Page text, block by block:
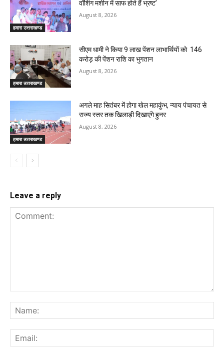
हमारा उत्तराखण्ड
वॉशिंग मशीन में साफ होते हैं भ्रष्ट’
August 8, 2026
हमारा उत्तराखण्ड
सीएम धामी ने किया 9 लाख पेंशन लाभार्थियों को ₹ 146
करोड़ की पेंशन राशि का भुगतान
August 8, 2026
हमारा उत्तराखण्ड
अगले माह सितंबर में होगा खेल महाकुंभ, न्याय पंचायत से
राज्य स्तर तक खिलाड़ी दिखाएंगे हुनर
August 8, 2026
Leave a reply